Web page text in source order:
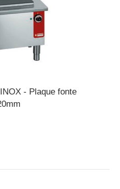
- Plaque fonte